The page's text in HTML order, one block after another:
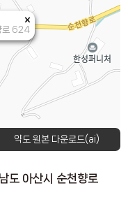
로 624
약도 원본 다운로드(ai)
도 아산시 순천향로